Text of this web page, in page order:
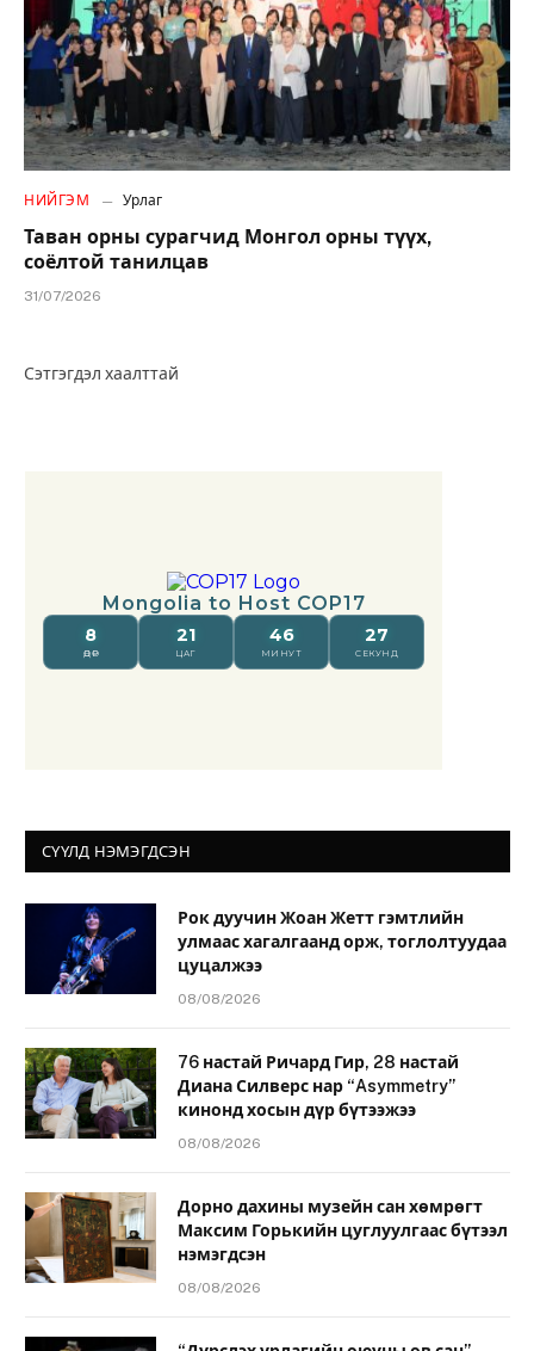
НИЙГЭМ Урлаг
Таван орны сурагчид Монгол орны түүх,
соёлтой танилцав
31/07/2026
Сэтгэгдэл хаалттай
СҮҮЛД НЭМЭГДСЭН
Рок дуучин Жоан Жетт гэмтлийн
улмаас хагалгаанд орж, тоглолтуудаа
цуцалжээ
08/08/2026
76 настай Ричард Гир, 28 настай
Диана Силверс нар “Asymmetry”
кинонд хосын дүр бүтээжээ
08/08/2026
Дорно дахины музейн сан хөмрөгт
Максим Горькийн цуглуулгаас бүтээл
нэмэгдсэн
08/08/2026